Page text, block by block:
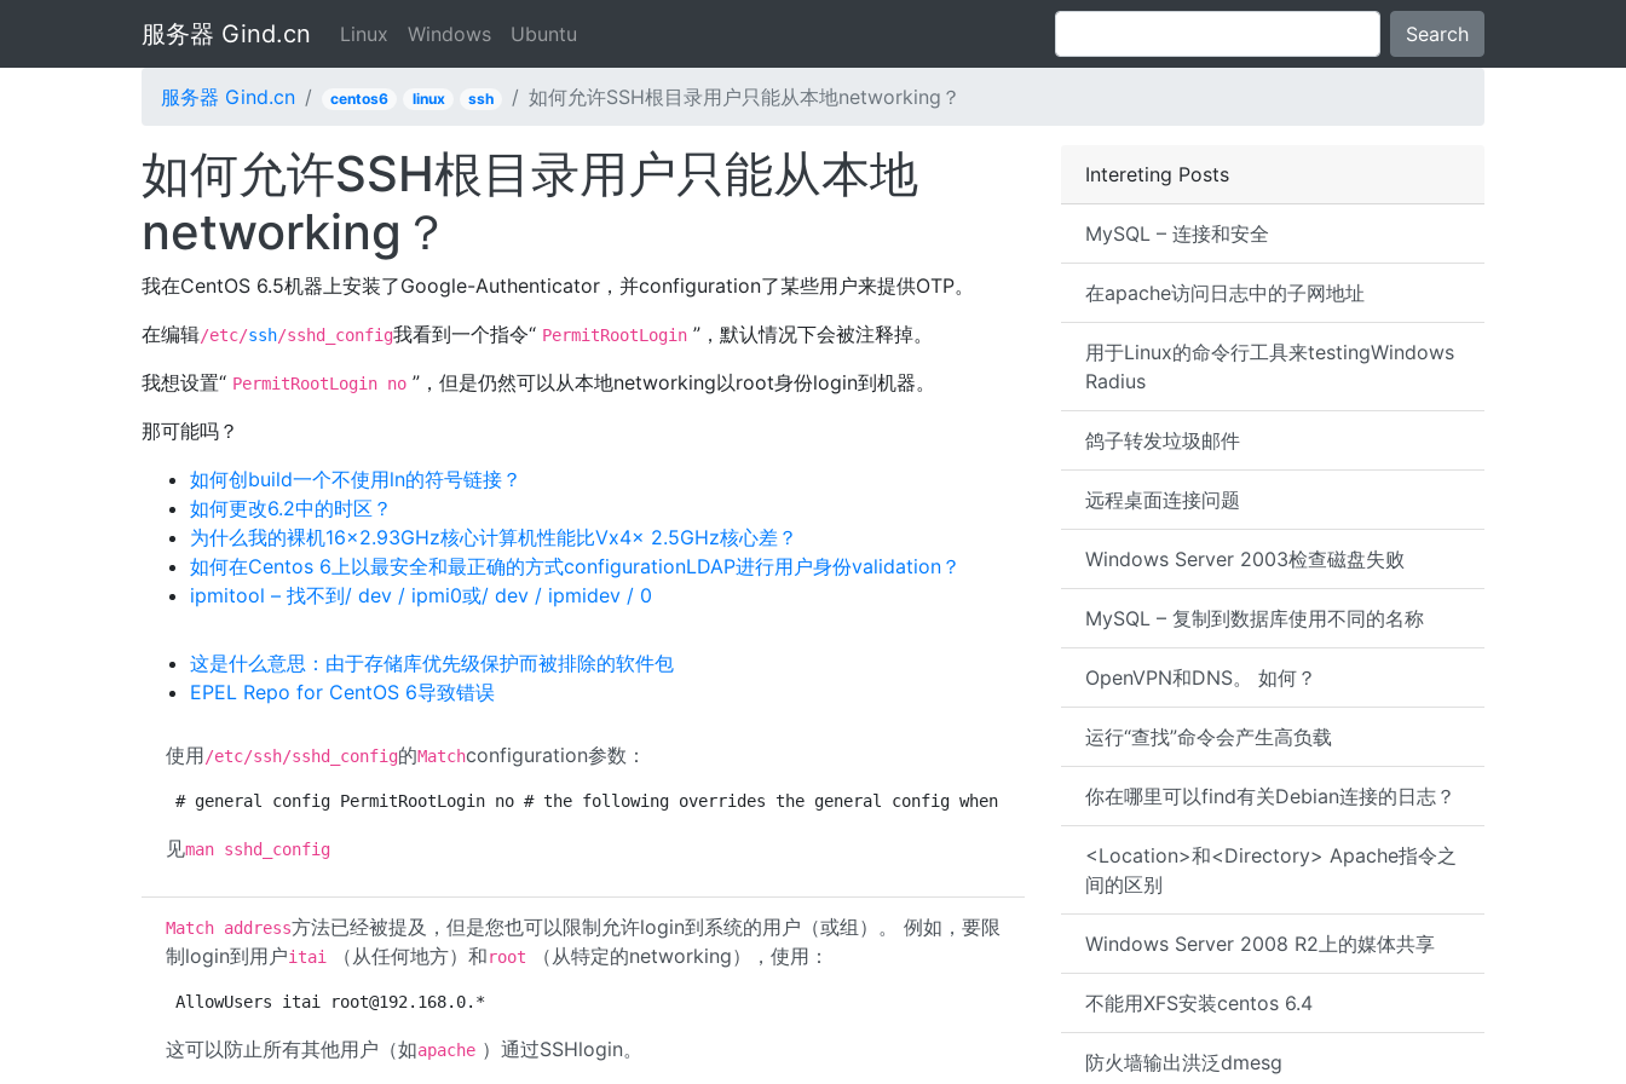
服务器 Gind.cn Linux Windows Ubuntu Search
服务器 Gind.cn centos6 linux ssh 如何允许SSH根目录用户只能从本地networking？
Intereting Posts
MySQL – 连接和安全
在apache访问日志中的子网地址
用于Linux的命令行工具来testingWindows
Radius
鸽子转发垃圾邮件
远程桌面连接问题
Windows Server 2003检查磁盘失败
MySQL – 复制到数据库使用不同的名称
OpenVPN和DNS。 如何？
运行“查找”命令会产生高负载
你在哪里可以find有关Debian连接的日志？
<Location>和<Directory> Apache指令之
间的区别
Windows Server 2008 R2上的媒体共享
不能用XFS安装centos 6.4
防火墙输出洪泛dmesg
如何允许SSH根目录用户只能从本地
networking？
我在CentOS 6.5机器上安装了Google-Authenticator，并configuration了某些用户来提供OTP。
在编辑/etc/ssh/sshd_config我看到一个指令“ PermitRootLogin ”，默认情况下会被注释掉。
我想设置“ PermitRootLogin no ”，但是仍然可以从本地networking以root身份login到机器。
那可能吗？
如何创build一个不使用ln的符号链接？
如何更改6.2中的时区？
为什么我的裸机16×2.93GHz核心计算机性能比Vx4x 2.5GHz核心差？
如何在Centos 6上以最安全和最正确的方式configurationLDAP进行用户身份validation？
ipmitool – 找不到/ dev / ipmi0或/ dev / ipmidev / 0
这是什么意思：由于存储库优先级保护而被排除的软件包
EPEL Repo for CentOS 6导致错误
使用/etc/ssh/sshd_config的Matchconfiguration参数：
# general config PermitRootLogin no # the following overrides the general config when conditions are met. Match Address 192.168.0.* PermitRootLogin
见man sshd_config
Match address方法已经被提及，但是您也可以限制允许login到系统的用户（或组）。 例如，要限
制login到用户itai （从任何地方）和root （从特定的networking），使用：
AllowUsers itai root@192.168.0.*
这可以防止所有其他用户（如apache ）通过SSHlogin。